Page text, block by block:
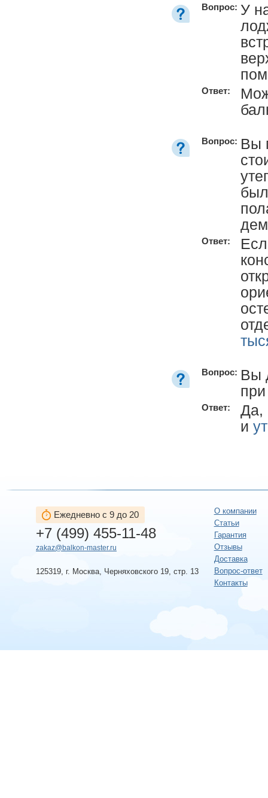
Вопрос: У
Ответ:
Вопрос: Вы
Ответ:
Вопрос: Вы
Ответ:
Да,
и
Ежедневно с 9 до 20
+7 (499) 455-11-48
zakaz@balkon-master.ru
125319, г. Москва, Черняховского 19, стр. 13
О компании
Статьи
Гарантия
Отзывы
Доставка
Вопрос-ответ
Контакты